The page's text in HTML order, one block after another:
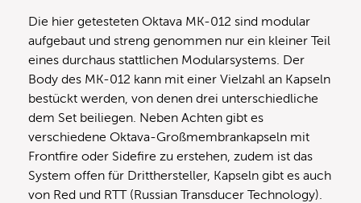
Die hier getesteten Oktava MK-012 sind modular
aufgebaut und streng genommen nur ein kleiner Teil
eines durchaus stattlichen Modularsystems. Der
Body des MK-012 kann mit einer Vielzahl an Kapseln
bestückt werden, von denen drei unterschiedliche
dem Set beiliegen. Neben Achten gibt es
verschiedene Oktava-Großmembrankapseln mit
Frontfire oder Sidefire zu erstehen, zudem ist das
System offen für Dritthersteller, Kapseln gibt es auch
von Red und RTT (Russian Transducer Technology).